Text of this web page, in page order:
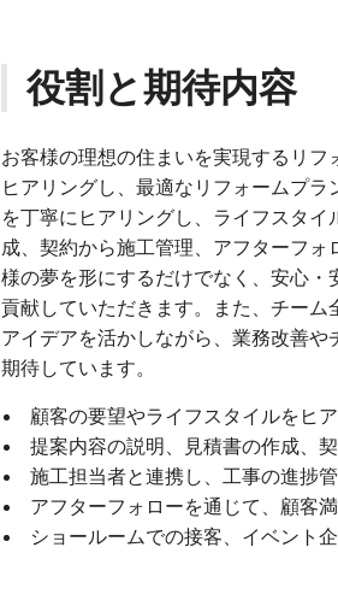
役割と期待内容
お客様の理想の住まいを実現するリ
ヒアリングし、最適なリフォームプ
を丁寧にヒアリングし、ライフスタ
成、契約から施工管理、アフターフ
様の夢を形にするだけでなく、安心
貢献していただきます。また、チー
アイデアを活かしながら、業務改善
期待しています。
顧客の要望やライフスタイルをヒ
提案内容の説明、見積書の作成、
施工担当者と連携し、工事の進捗
アフターフォローを通じて、顧客
ショールームでの接客、イベント